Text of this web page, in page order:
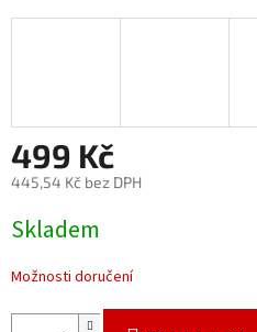
499 Kč
445,54 Kč bez DPH
cena:
Skladem
Možnosti doručení